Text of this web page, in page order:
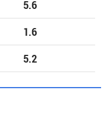
5.6
1.6
5.2